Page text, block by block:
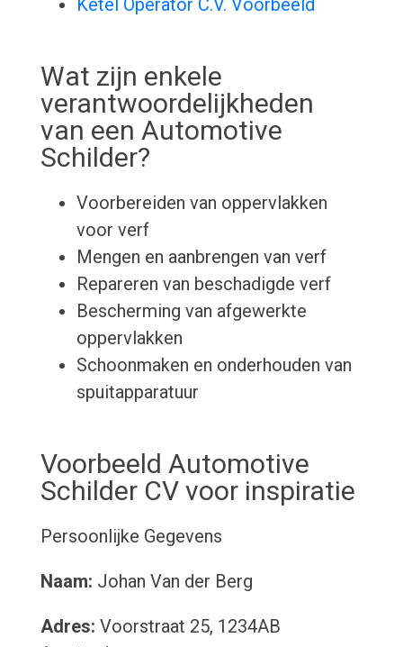
Ketel Operator C.V. Voorbeeld
Wat zijn enkele
verantwoordelijkheden
van een Automotive
Schilder?
Voorbereiden van oppervlakken
voor verf
Mengen en aanbrengen van verf
Repareren van beschadigde verf
Bescherming van afgewerkte
oppervlakken
Schoonmaken en onderhouden van
spuitapparatuur
Voorbeeld Automotive
Schilder CV voor inspiratie
Persoonlijke Gegevens
Naam: Johan Van der Berg
Adres: Voorstraat 25, 1234AB